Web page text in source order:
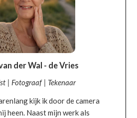
der Wal - de Vries
| Fotograaf | Tekenaar
kijk ik door de camera
heen. Naast mijn werk als